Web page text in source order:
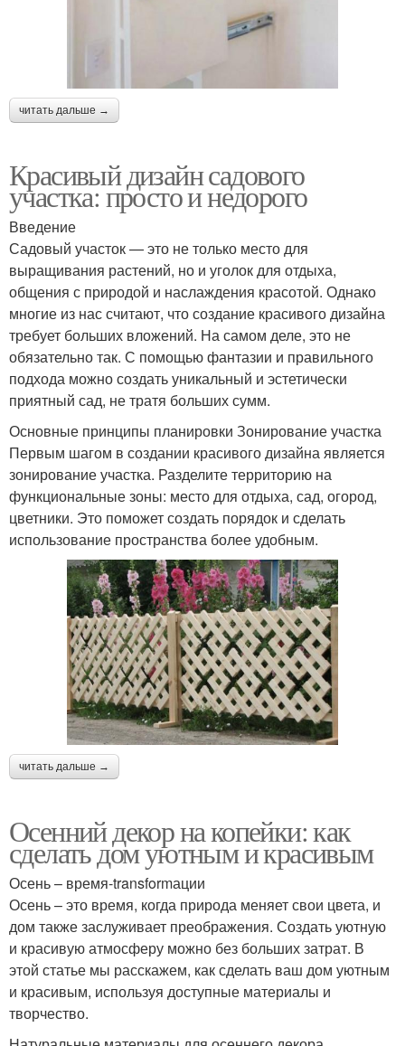
читать дальше →
Красивый дизайн садового
участка: просто и недорого
Введение
Садовый участок — это не только место для
выращивания растений, но и уголок для отдыха,
общения с природой и наслаждения красотой. Однако
многие из нас считают, что создание красивого дизайна
требует больших вложений. На самом деле, это не
обязательно так. С помощью фантазии и правильного
подхода можно создать уникальный и эстетически
приятный сад, не тратя больших сумм.
Основные принципы планировки Зонирование участка
Первым шагом в создании красивого дизайна является
зонирование участка. Разделите территорию на
функциональные зоны: место для отдыха, сад, огород,
цветники. Это поможет создать порядок и сделать
использование пространства более удобным.
читать дальше →
Осенний декор на копейки: как
сделать дом уютным и красивым
Осень – время-transformации
Осень – это время, когда природа меняет свои цвета, и
дом также заслуживает преображения. Создать уютную
и красивую атмосферу можно без больших затрат. В
этой статье мы расскажем, как сделать ваш дом уютным
и красивым, используя доступные материалы и
творчество.